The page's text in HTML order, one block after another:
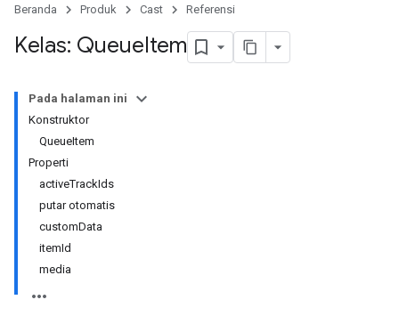
Beranda Produk Cast Referensi
Kelas: QueueItem
Pada halaman ini
Konstruktor
QueueItem
Properti
activeTrackIds
putar otomatis
customData
itemId
media